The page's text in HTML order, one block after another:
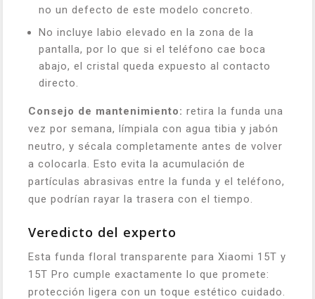
no un defecto de este modelo concreto.
No incluye labio elevado en la zona de la
pantalla, por lo que si el teléfono cae boca
abajo, el cristal queda expuesto al contacto
directo.
Consejo de mantenimiento: retira la funda una
vez por semana, límpiala con agua tibia y jabón
neutro, y sécala completamente antes de volver
a colocarla. Esto evita la acumulación de
partículas abrasivas entre la funda y el teléfono,
que podrían rayar la trasera con el tiempo.
Veredicto del experto
Esta funda floral transparente para Xiaomi 15T y
15T Pro cumple exactamente lo que promete:
protección ligera con un toque estético cuidado.